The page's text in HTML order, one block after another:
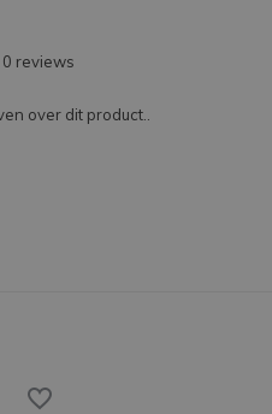
reviews
over dit product..